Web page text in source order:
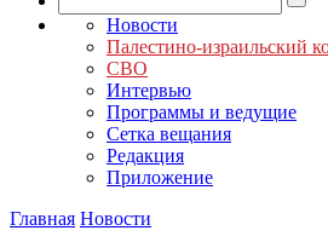
Новости
Палестино-израильский
СВО
Интервью
Программы и ведущие
Сетка вещания
Редакция
Приложение
Главная Новости